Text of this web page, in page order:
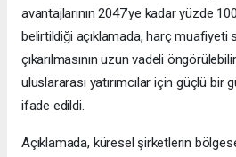
avantajlarının 2047’ye kadar yüzde
belirtildiği açıklamada, harç muafiyeti
çıkarılmasının uzun vadeli
uluslararası yatırımcılar için güçlü bir
ifade edildi.
Açıklamada, küresel şirketlerin